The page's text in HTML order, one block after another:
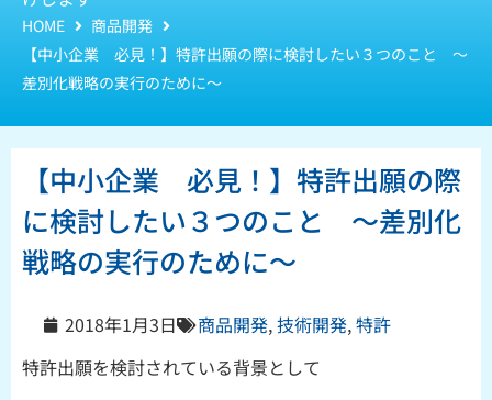
HOME
商品開発
【中小企業 必見！】特許出願の際に検討したい３つのこと ～
差別化戦略の実行のために～
【中小企業 必見！】特許出願の際
に検討したい３つのこと ～差別化
戦略の実行のために～
2018年1月3日 商品開発,技術開発,特許
特許出願を検討されている背景として